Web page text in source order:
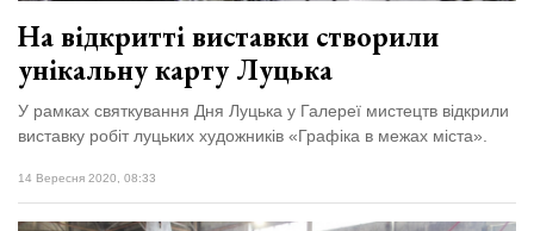
На відкритті виставки створили
унікальну карту Луцька
У рамках святкування Дня Луцька у Галереї мистецтв відкрили
виставку робіт луцьких художників «Графіка в межах міста».
14 Вересня 2020, 08:33